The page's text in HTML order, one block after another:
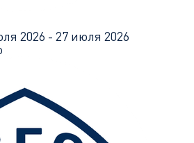
2026 - 27 июля 2026